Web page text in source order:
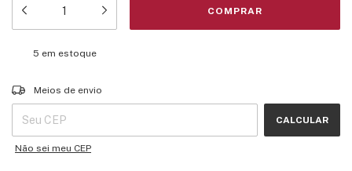
5 em estoque
Entregas para o CEP:
Meios de envio
CALCULAR
Não sei meu CEP